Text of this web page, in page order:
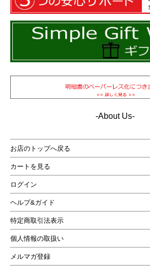
-About Us-
お店のトップへ戻
カートを見
ログイ
ヘルプ&ガイ
特定商取引法表
個人情報の取扱
メルマガ登